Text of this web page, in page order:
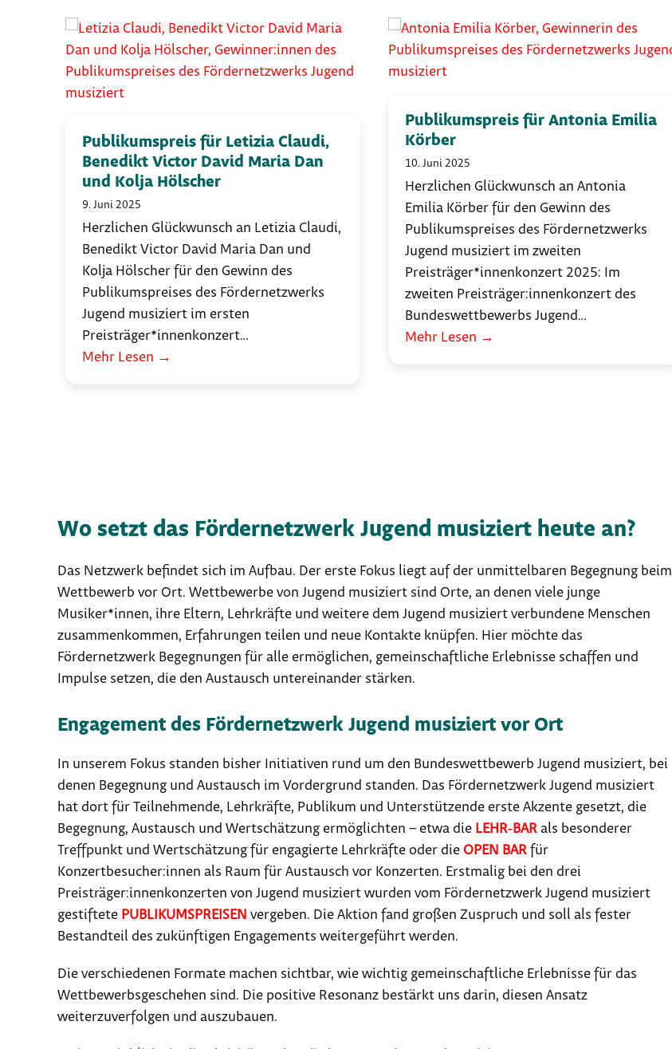
the
left
and
right
keys
access
carousel
navigation
buttons
Publikumspreis für Letizia Claudi,
Benedikt Victor David Maria Dan
und Kolja Hölscher
9. Juni 2025
Herzlichen Glückwunsch an Letizia Claudi,
Benedikt Victor David Maria Dan und
Kolja Hölscher für den Gewinn des
Publikumspreises des Fördernetzwerks
Jugend musiziert im ersten
Preisträger*innenkonzert…
Mehr Lesen →
Publikumspreis für Antonia Emilia
Körber
10. Juni 2025
Herzlichen Glückwunsch an Antonia
Emilia Körber für den Gewinn des
Publikumspreises des Fördernetzwerks
Jugend musiziert im zweiten
Preisträger*innenkonzert 2025: Im
zweiten Preisträger:innenkonzert des
Bundeswettbewerbs Jugend…
Mehr Lesen →
Wo setzt das Fördernetzwerk Jugend musiziert heute an?
Das Netzwerk befindet sich im Aufbau. Der erste Fokus liegt auf der unmittelbaren Begegnung beim
Wettbewerb vor Ort. Wettbewerbe von Jugend musiziert sind Orte, an denen viele junge
Musiker*innen, ihre Eltern, Lehrkräfte und weitere dem Jugend musiziert verbundene Menschen
zusammenkommen, Erfahrungen teilen und neue Kontakte knüpfen. Hier möchte das
Fördernetzwerk Begegnungen für alle ermöglichen, gemeinschaftliche Erlebnisse schaffen und
Impulse setzen, die den Austausch untereinander stärken.
Engagement des Fördernetzwerk Jugend musiziert vor Ort
In unserem Fokus standen bisher Initiativen rund um den Bundeswettbewerb Jugend musiziert, bei
denen Begegnung und Austausch im Vordergrund standen. Das Fördernetzwerk Jugend musiziert
hat dort für Teilnehmende, Lehrkräfte, Publikum und Unterstützende erste Akzente gesetzt, die
Begegnung, Austausch und Wertschätzung ermöglichten – etwa die LEHR‑BAR als besonderer
Treffpunkt und Wertschätzung für engagierte Lehrkräfte oder die OPEN BAR für
Konzertbesucher:innen als Raum für Austausch vor Konzerten. Erstmalig bei den drei
Preisträger:innenkonzerten von Jugend musiziert wurden vom Fördernetzwerk Jugend musiziert
gestiftete PUBLIKUMSPREISEN vergeben. Die Aktion fand großen Zuspruch und soll als fester
Bestandteil des zukünftigen Engagements weitergeführt werden.
Die verschiedenen Formate machen sichtbar, wie wichtig gemeinschaftliche Erlebnisse für das
Wettbewerbsgeschehen sind. Die positive Resonanz bestärkt uns darin, diesen Ansatz
weiterzuverfolgen und auszubauen.